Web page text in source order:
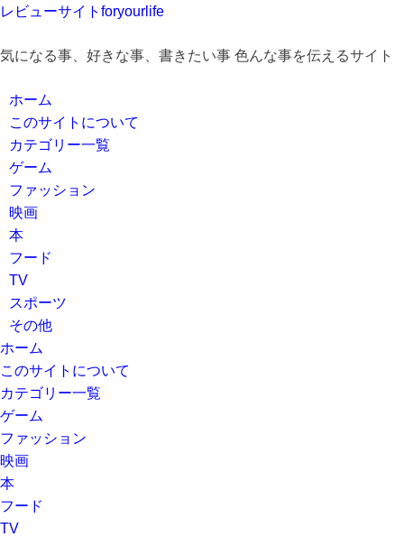
レビューサイトforyourlife
気になる事、好きな事、書きたい事 色んな事を伝えるサイト
ホーム
このサイトについて
カテゴリー一覧
ゲーム
ファッション
映画
本
フード
TV
スポーツ
その他
ホーム
このサイトについて
カテゴリー一覧
ゲーム
ファッション
映画
本
フード
TV